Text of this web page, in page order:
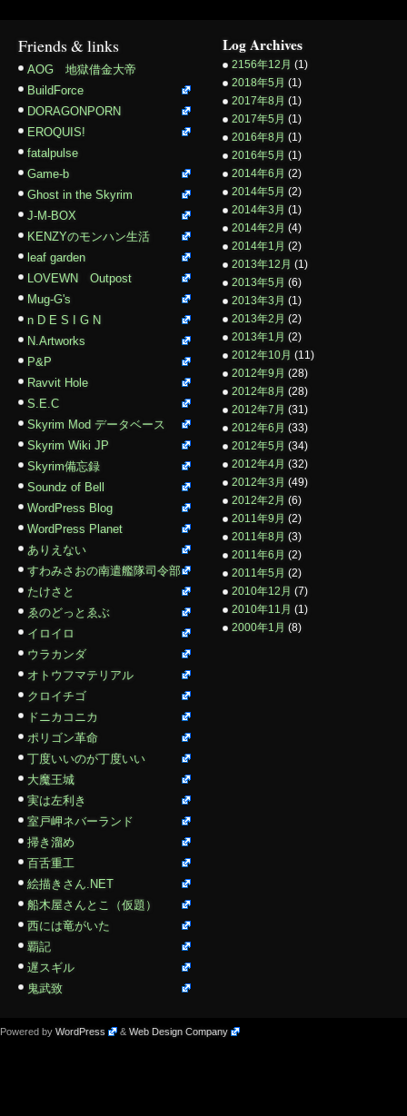
Friends & links
AOG 地獄借金大帝
BuildForce
DORAGONPORN
EROQUIS!
fatalpulse
Game-b
Ghost in the Skyrim
J-M-BOX
KENZYのモンハン生活
leaf garden
LOVEWN Outpost
Mug-G's
n D E S I G N
N.Artworks
P&P
Ravvit Hole
S.E.C
Skyrim Mod データベース
Skyrim Wiki JP
Skyrim備忘録
Soundz of Bell
WordPress Blog
WordPress Planet
ありえない
すわみさおの南遣艦隊司令部
たけさと
ゑのどっとゑぶ
イロイロ
ウラカンダ
オトウフマテリアル
クロイチゴ
ドニカコニカ
ポリゴン革命
丁度いいのが丁度いい
大魔王城
実は左利き
室戸岬ネバーランド
掃き溜め
百舌重工
絵描きさん.NET
船木屋さんとこ（仮題）
西には竜がいた
覇記
遅スギル
鬼武致
Log Archives
2156年12月 (1)
2018年5月 (1)
2017年8月 (1)
2017年5月 (1)
2016年8月 (1)
2016年5月 (1)
2014年6月 (2)
2014年5月 (2)
2014年3月 (1)
2014年2月 (4)
2014年1月 (2)
2013年12月 (1)
2013年5月 (6)
2013年3月 (1)
2013年2月 (2)
2013年1月 (2)
2012年10月 (11)
2012年9月 (28)
2012年8月 (28)
2012年7月 (31)
2012年6月 (33)
2012年5月 (34)
2012年4月 (32)
2012年3月 (49)
2012年2月 (6)
2011年9月 (2)
2011年8月 (3)
2011年6月 (2)
2011年5月 (2)
2010年12月 (7)
2010年11月 (1)
2000年1月 (8)
Powered by WordPress & Web Design Company